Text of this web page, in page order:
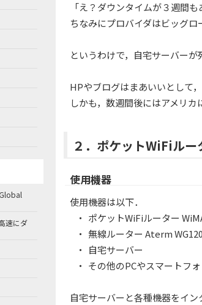
速にダ
「え？ダウンタイムが３週間
ちなみにプロバイダはビッグロ
というわけで，自宅サーバーが
HPやブログはまあいいとして
しかも，数週間後にはアメリカ
２．ポケットWiFiル
使用機器
使用機器は以下．
・ ポケットWiFiルーター
・ 無線ルーター Aterm
・
自宅サーバー
・ その他のPCやスマートフ
自宅サーバーと各種機器をイ